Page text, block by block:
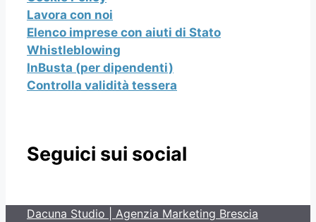
Lavora con noi
Elenco imprese con aiuti di Stato
Whistleblowing
InBusta (per dipendenti)
Controlla validità tessera
Seguici sui social
Dacuna Studio | Agenzia Marketing Brescia